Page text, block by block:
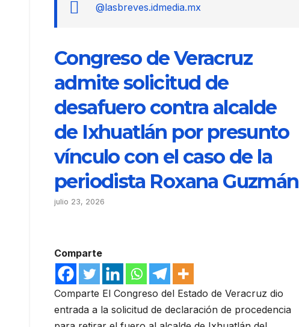
@lasbreves.idmedia.mx
Congreso de Veracruz
admite solicitud de
desafuero contra alcalde
de Ixhuatlán por presunto
vínculo con el caso de la
periodista Roxana Guzmán
julio 23, 2026
Comparte
Comparte El Congreso del Estado de Veracruz dio
entrada a la solicitud de declaración de procedencia